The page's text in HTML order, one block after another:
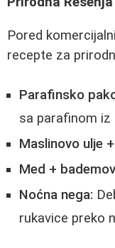
Pored
recepte za
Parafinsko
sa parafinom iz
Maslinovo ulje
Med +
Noćna nega:
rukavice preko